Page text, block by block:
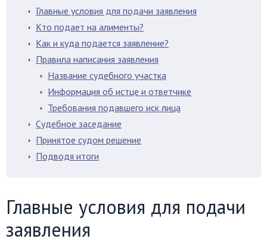
Главные условия для подачи заявления
Кто подает на алименты?
Как и куда подается заявление?
Правила написания заявления
Название судебного участка
Информация об истце и ответчике
Требования подавшего иск лица
Судебное заседание
Принятое судом решение
Подводя итоги
Главные условия для подачи
заявления